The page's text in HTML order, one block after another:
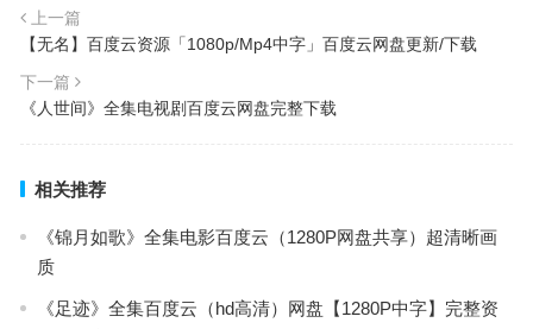
上一篇
【无名】百度云资源「1080p/Mp4中字」百度云网盘更新/下载
下一篇
《人世间》全集电视剧百度云网盘完整下载
相关推荐
《锦月如歌》全集电影百度云（1280P网盘共享）超清晰画
质
《足迹》全集百度云（hd高清）网盘【1280P中字】完整资